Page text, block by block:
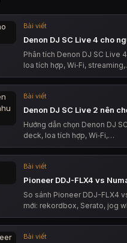
Bài viết
Denon DJ SC Live 4 cho
Phân tích Denon DJ SC Live
loa tích hợp, Wi‑Fi,
Bài viết
Denon DJ SC Live 2 nên
Hướng dẫn chọn Denon DJ
deck, loa tích hợp, Wi‑Fi,…
Bài viết
Pioneer DDJ-FLX4 vs
So sánh Pioneer DDJ-FLX4
mới: rekordbox, Serato, jog
Bài viết